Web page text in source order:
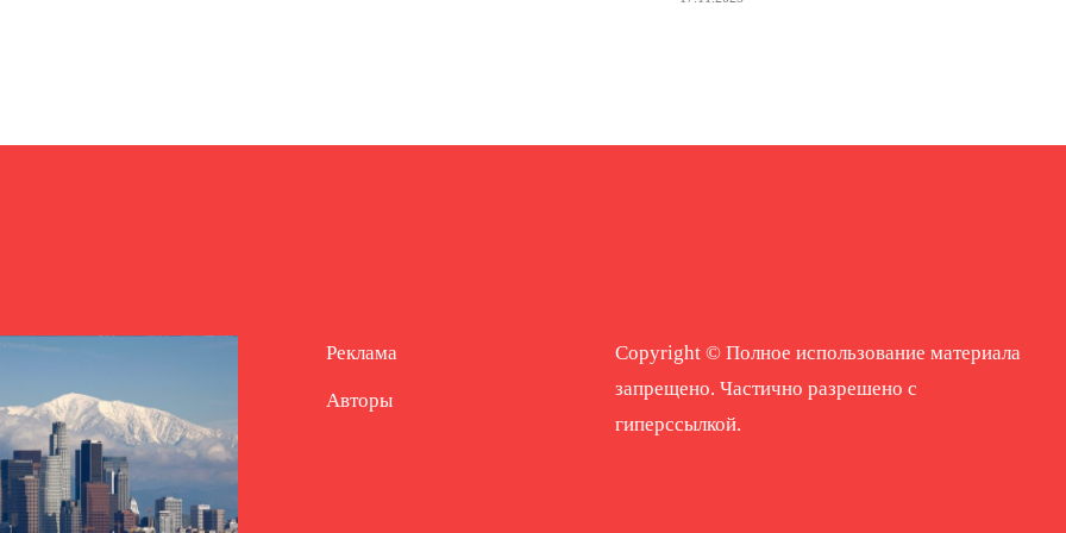
Реклама
Авторы
Copyright © Полное использование материала
запрещено. Частично разрешено с
гиперссылкой.